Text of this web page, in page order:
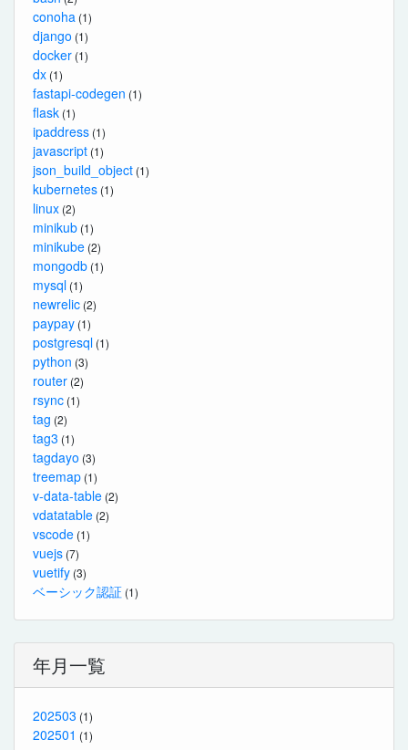
conoha (1)
django (1)
docker (1)
dx (1)
fastapi-codegen (1)
flask (1)
ipaddress (1)
javascript (1)
json_build_object (1)
kubernetes (1)
linux (2)
minikub (1)
minikube (2)
mongodb (1)
mysql (1)
newrelic (2)
paypay (1)
postgresql (1)
python (3)
router (2)
rsync (1)
tag (2)
tag3 (1)
tagdayo (3)
treemap (1)
v-data-table (2)
vdatatable (2)
vscode (1)
vuejs (7)
vuetify (3)
ベーシック認証 (1)
年月一覧
202503 (1)
202501 (1)